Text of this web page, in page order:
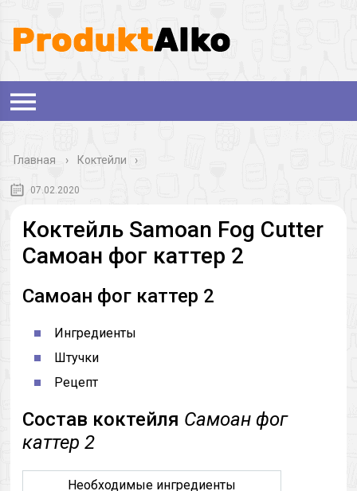
Главная › Коктейли
07.02.2020
Коктейль Samoan Fog Cutter
Самоан фог каттер 2
Самоан фог каттер 2
Ингредиенты
Штучки
Рецепт
Состав коктейля Самоан фог
каттер 2
Необходимые ингредиенты